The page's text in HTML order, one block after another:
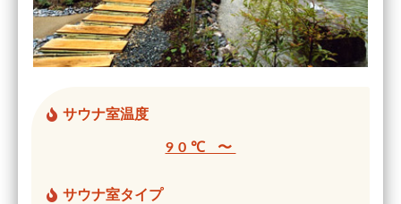
サウナ室温度
90℃ 〜
サウナ室タイプ